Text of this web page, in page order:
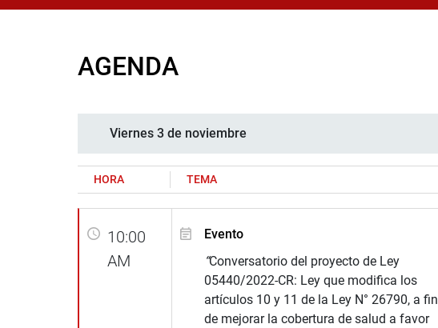
AGENDA
Viernes 3 de noviembre
HORA TEMA
10:00
AM
Evento
“Conversatorio del proyecto de Ley
05440/2022-CR: Ley que modifica los
artículos 10 y 11 de la Ley N° 26790, a fin
de mejorar la cobertura de salud a favor